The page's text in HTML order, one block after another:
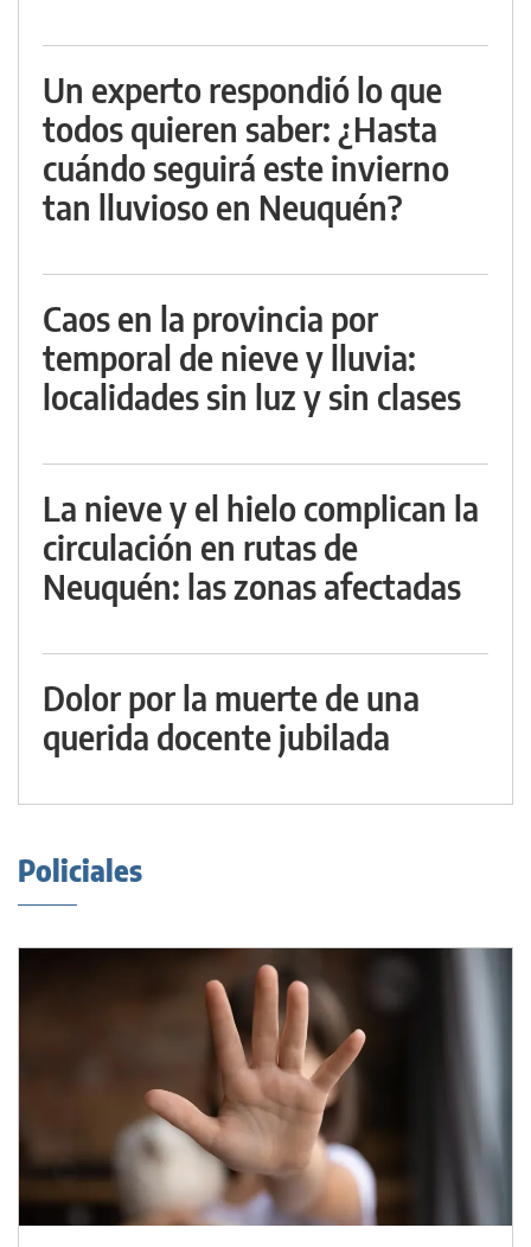
Un experto respondió lo que
todos quieren saber: ¿Hasta
cuándo seguirá este invierno
tan lluvioso en Neuquén?
Caos en la provincia por
temporal de nieve y lluvia:
localidades sin luz y sin clases
La nieve y el hielo complican la
circulación en rutas de
Neuquén: las zonas afectadas
Dolor por la muerte de una
querida docente jubilada
Policiales